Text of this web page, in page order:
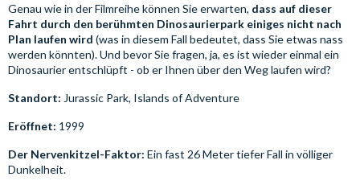
Genau wie in der Filmreihe können Sie erwarten, dass auf dieser
Fahrt durch den berühmten Dinosaurierpark einiges nicht nach
Plan laufen wird (was in diesem Fall bedeutet, dass Sie etwas nass
werden könnten). Und bevor Sie fragen, ja, es ist wieder einmal ein
Dinosaurier entschlüpft - ob er Ihnen über den Weg laufen wird?
Standort: Jurassic Park, Islands of Adventure
Eröffnet: 1999
Der Nervenkitzel-Faktor: Ein fast 26 Meter tiefer Fall in völliger
Dunkelheit.